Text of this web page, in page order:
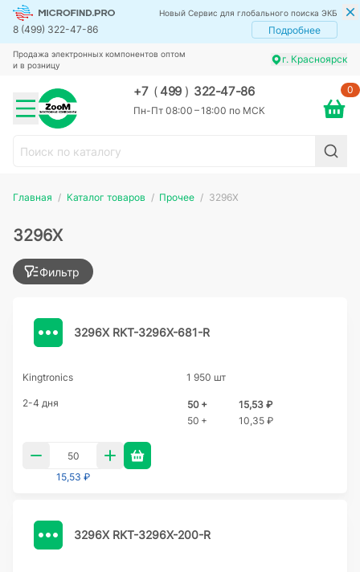
Новый Сервис для глобального поиска ЭКБ
8 (499) 322-47-86 Подробнее
Продажа электронных компонентов оптом
и в розницу
г. Красноярск
+7 (499 ) 322-47-86
Пн-Пт 08:00 – 18:00 по МСК
0
Главная Каталог товаров Прочее 3296X
3296X
Фильтр
3296X RKT-3296X-681-R
Kingtronics 1 950 шт
2-4 дня 50 +
15,53 ₽
50 +
10,35 ₽
15,53 ₽
3296X RKT-3296X-200-R